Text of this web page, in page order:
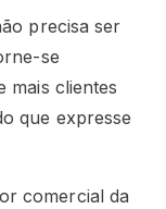
precisa ser
se
mais clientes
que expresse
comercial da